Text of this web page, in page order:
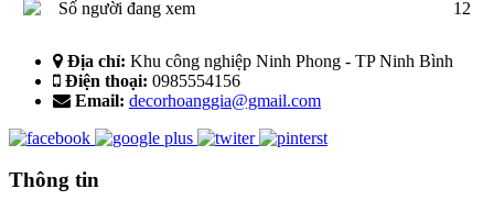
Số người đang xem
12
Địa chỉ: Khu công nghiệp Ninh Phong - TP Ninh Bình
Điện thoại: 0985554156
Email: decorhoanggia@gmail.com
Thông tin